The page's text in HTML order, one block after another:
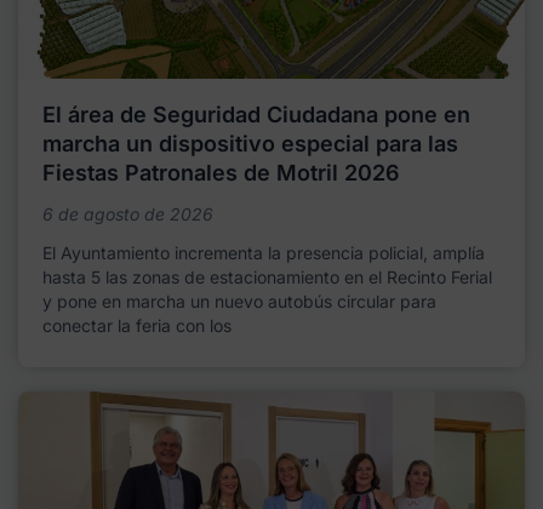
El área de Seguridad Ciudadana pone en
marcha un dispositivo especial para las
Fiestas Patronales de Motril 2026
6 de agosto de 2026
El Ayuntamiento incrementa la presencia policial, amplía
hasta 5 las zonas de estacionamiento en el Recinto Ferial
y pone en marcha un nuevo autobús circular para
conectar la feria con los